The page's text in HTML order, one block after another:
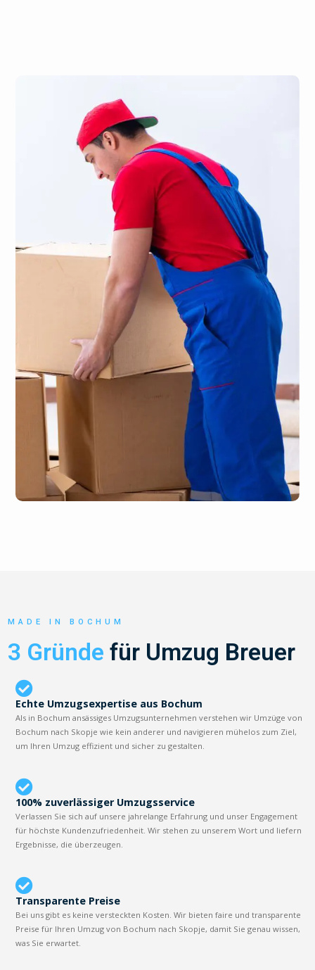
MADE IN BOCHUM
3 Gründe für Umzug Breuer
Echte Umzugsexpertise aus Bochum
Als in Bochum ansässiges Umzugsunternehmen verstehen wir Umzüge von
Bochum nach Skopje wie kein anderer und navigieren mühelos zum Ziel,
um Ihren Umzug effizient und sicher zu gestalten.
100% zuverlässiger Umzugsservice
Verlassen Sie sich auf unsere jahrelange Erfahrung und unser Engagement
für höchste Kundenzufriedenheit. Wir stehen zu unserem Wort und liefern
Ergebnisse, die überzeugen.
Transparente Preise
Bei uns gibt es keine versteckten Kosten. Wir bieten faire und transparente
Preise für Ihren Umzug von Bochum nach Skopje, damit Sie genau wissen,
was Sie erwartet.